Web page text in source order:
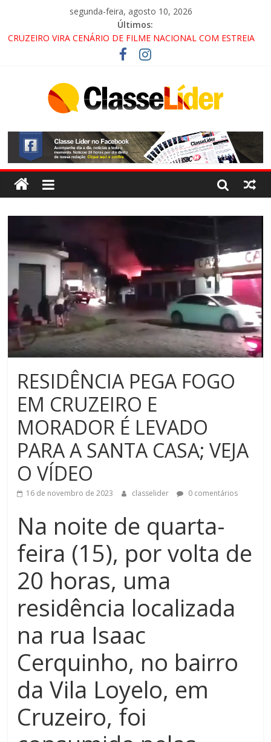
segunda-feira, agosto 10, 2026
Últimos:
CRUZEIRO VIRA CENÁRIO DE FILME NACIONAL COM ESTREIA
PROMOTOR DO GAECO
ACESSO À APARECIDA NA DUTRA SERÁ BLOQUEADO NO FIM
ALTERNATIVAS
LORENA, PINDAMONHANGABA E QUELUZ NA RETA FINAL
PELA FÁBRICA DA COCA-COLA!
RESIDÊNCIA PEGA FOGO
EM CRUZEIRO E
MORADOR É LEVADO
PARA A SANTA CASA; VEJA
O VÍDEO
16 de novembro de 2023 classelider 0 comentários
Na noite de quarta-
feira (15), por volta de
20 horas, uma
residência localizada
na rua Isaac
Cerquinho, no bairro
da Vila Loyelo, em
Cruzeiro, foi